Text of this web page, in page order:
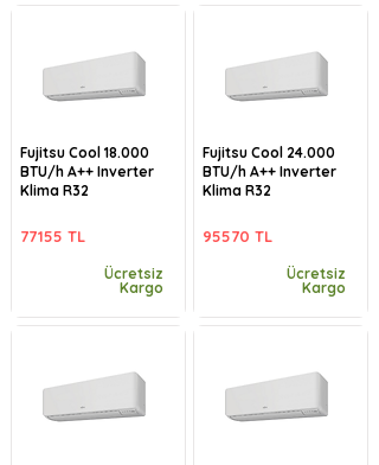
Fujitsu Cool 18.000
BTU/h A++ Inverter
Klima R32
77155 TL
Ücretsiz
Kargo
Fujitsu Cool 24.000
BTU/h A++ Inverter
Klima R32
95570 TL
Ücretsiz
Kargo